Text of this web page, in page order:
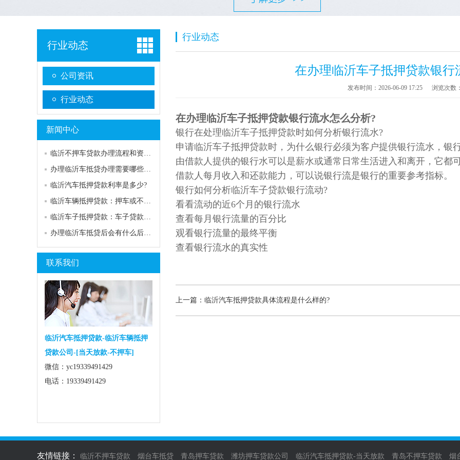
行业动态
公司资讯
行业动态
新闻中心
临沂不押车贷款办理流程和资料有哪些?
办理临沂车抵贷办理需要哪些证件?
临沂汽车抵押贷款利率是多少?
临沂车辆抵押贷款：押车或不押车是什么?
临沂车子抵押贷款：车子贷款还清后如何解除抵押?
办理临沂车抵贷后会有什么后果呢?
联系我们
临沂汽车抵押贷款-临沂车辆抵押
贷款公司-[当天放款-不押车]
微信：yc19339491429
电话：19339491429
行业动态
在办理临沂车子抵押贷款银行
发布时间：2026-06-09 17:25 浏览次数
在办理临沂车子抵押贷款银行流水怎么分析?
银行在处理临沂车子抵押贷款时如何分析银行流水?
申请临沂车子抵押贷款时，为什么银行必须为客户提供银行流水，银
由借款人提供的银行水可以是薪水或通常日常生活进入和离开，它都
借款人每月收入和还款能力，可以说银行流是银行的重要参考指标。
银行如何分析临沂车子贷款银行流动?
看看流动的近6个月的银行流水
查看每月银行流量的百分比
观看银行流量的最终平衡
查看银行流水的真实性
上一篇：临沂汽车抵押贷款具体流程是什么样的?
友情链接： 临沂不押车贷款 烟台车抵贷 青岛押车贷款 潍坊押车贷款公司 临沂汽车抵押贷款-当天放款 青岛不押车贷款 烟